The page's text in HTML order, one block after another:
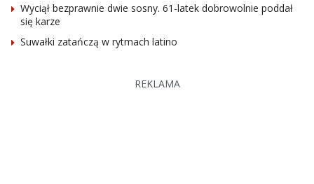
Wyciął bezprawnie dwie sosny. 61-latek dobrowolnie poddał
się karze
Suwałki zatańczą w rytmach latino
REKLAMA